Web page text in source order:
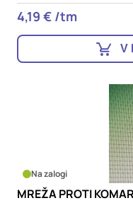
4,19 € /tm
V
Na zalogi
MREŽA PROTI